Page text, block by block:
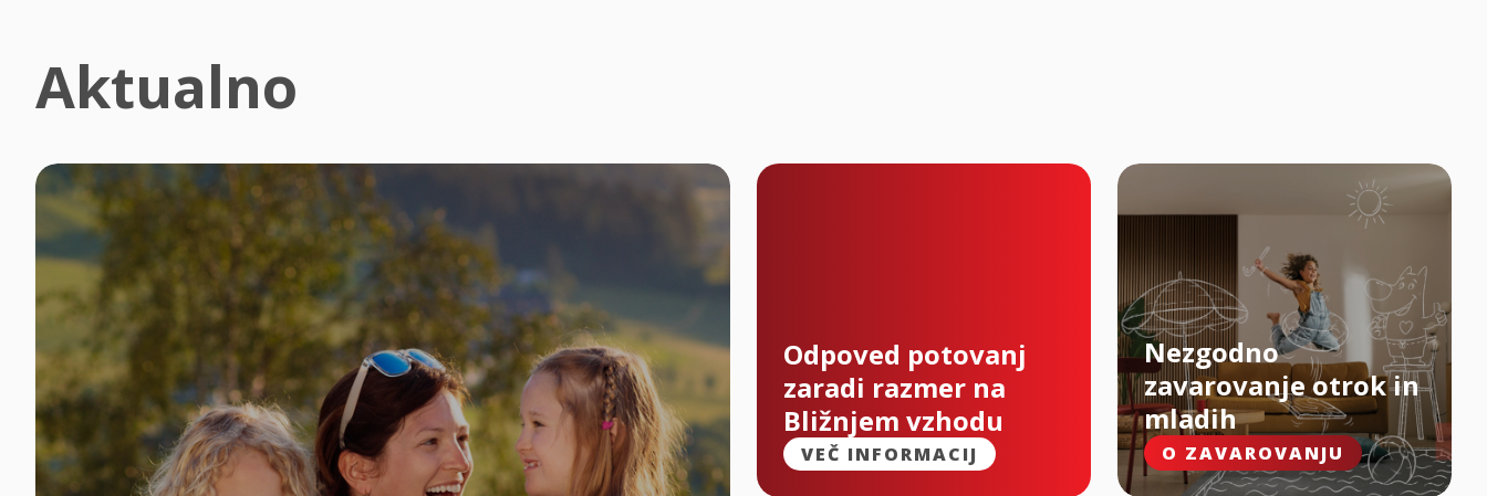
Aktualno
Odpoved potovanj
zaradi razmer na
Bližnjem vzhodu
VEČ INFORMACIJ
Nezgodno
zavarovanje otrok in
mladih
O ZAVAROVANJU